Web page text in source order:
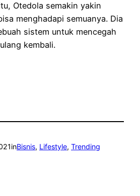
Otedola semakin yakin
menghadapi semuanya. Dia
sistem untuk mencegah
kembali.
inBisnis, Lifestyle, Trending